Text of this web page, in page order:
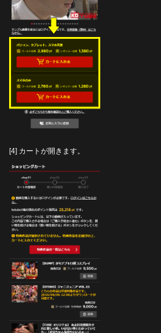
[4] カートが開きます。